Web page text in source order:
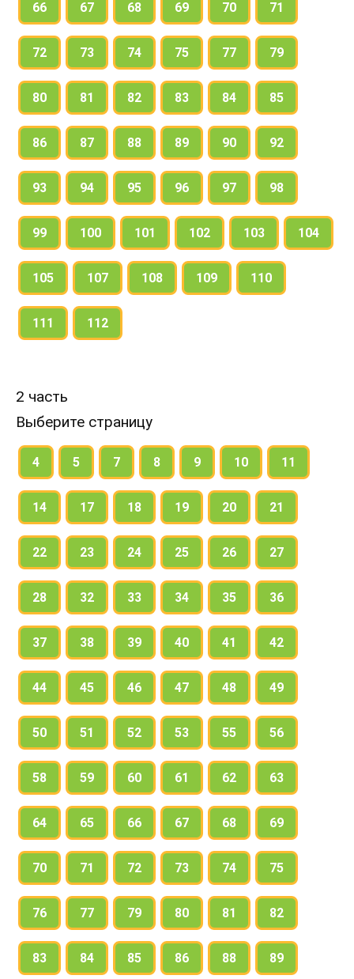
66 67 68 69 70 71
72 73 74 75 77 79
80 81 82 83 84 85
86 87 88 89 90 92
93 94 95 96 97 98
99 100 101 102 103 104
105 107 108 109 110
111 112
2 часть
Выберите страницу
4 5 7 8 9 10 11
14 17 18 19 20 21
22 23 24 25 26 27
28 32 33 34 35 36
37 38 39 40 41 42
44 45 46 47 48 49
50 51 52 53 55 56
58 59 60 61 62 63
64 65 66 67 68 69
70 71 72 73 74 75
76 77 79 80 81 82
83 84 85 86 88 89